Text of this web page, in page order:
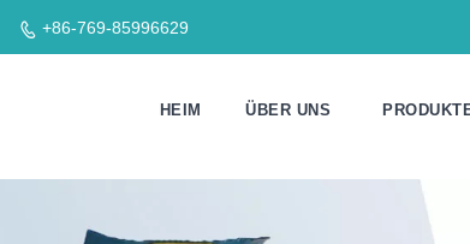
 +86-769-85996629
HEIM ÜBER UNS